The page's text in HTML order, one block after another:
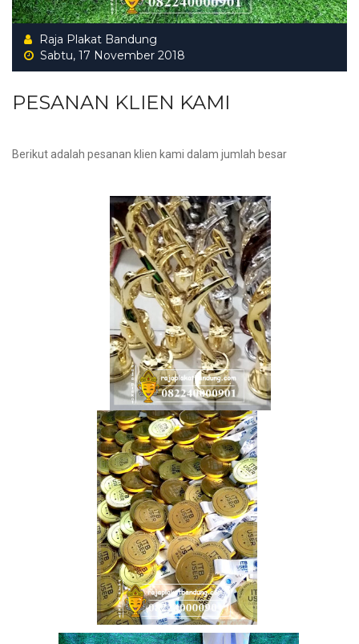
Raja Plakat Bandung
Sabtu, 17 November 2018
PESANAN KLIEN KAMI
Berikut adalah pesanan klien kami dalam jumlah besar